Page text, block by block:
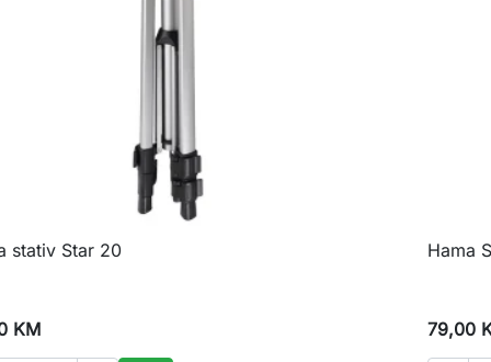

stativ Star 20
KM
Hama
79,00